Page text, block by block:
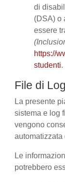
di
(DSA) o
essere
https://
studenti.
File di Log
La presente
sistema e log
vengono
automatizzata
Le
potrebbero